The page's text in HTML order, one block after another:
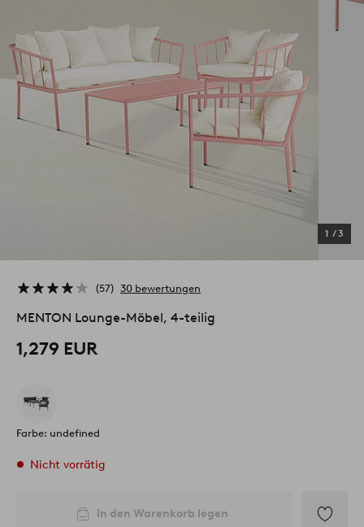
1 /3
57 30 bewertungen
MENTON Lounge-Möbel, 4-teilig
1,279 EUR
Farbe: undefined
Nicht vorrätig
In den Warenkorb legen